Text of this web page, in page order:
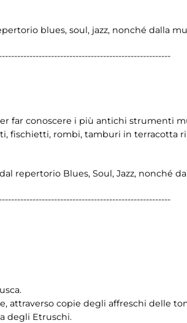
blues, soul, jazz, nonché dalla
far conoscere i più antichi strumenti
fischietti, rombi, tamburi in terracotta
repertorio Blues, Soul, Jazz, nonché
attraverso copie degli affreschi delle
degli Etruschi.